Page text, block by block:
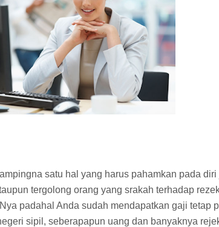
satu hal yang harus pahamkan pada diri
tergolong orang yang srakah terhadap
padahal Anda sudah mendapatkan gaji tetap
sipil, seberapapun uang dan banyaknya